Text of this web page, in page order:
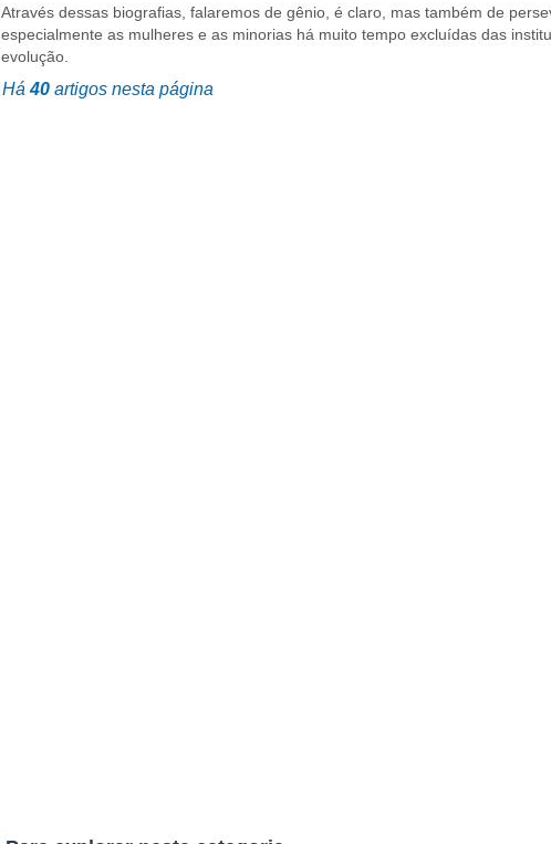
Através dessas biografias, falaremos de gênio, é claro, mas também de
especialmente as mulheres e as minorias há muito tempo excluídas das
evolução.
Há40artigos nesta página